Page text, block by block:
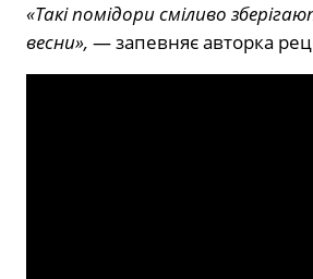
«Такі помідори сміливо
весни», — запевняє авторка